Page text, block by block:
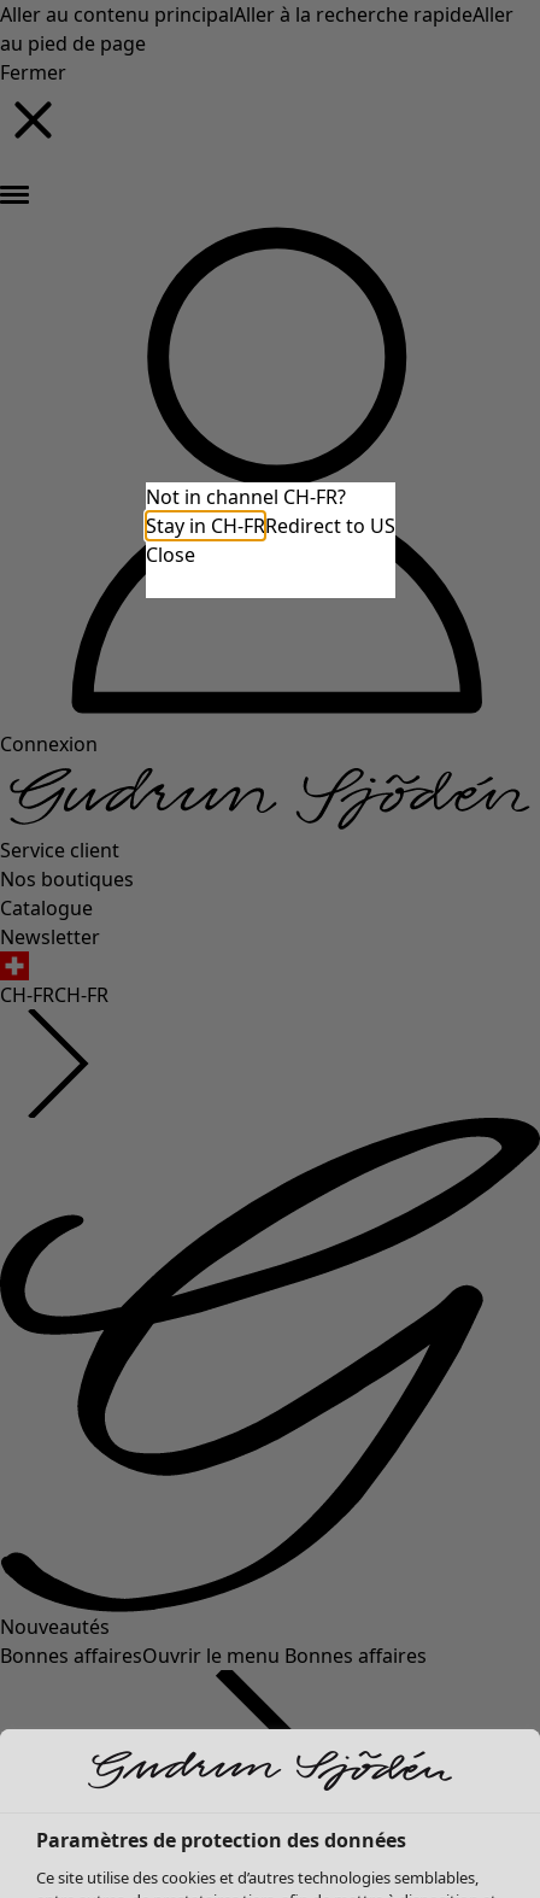
Aller au contenu principalAller à la recherche rapideAller
au pied de page
Fermer
Connexion
Service client
Nos boutiques
Catalogue
Newsletter
CH-FRCH-FR
Nouveautés
Bonnes affairesOuvrir le menu Bonnes affaires
Not in channel CH-FR?
Stay in CH-FRRedirect to US
Close
Paramètres de protection des données
Ce site utilise des cookies et d’autres technologies semblables,